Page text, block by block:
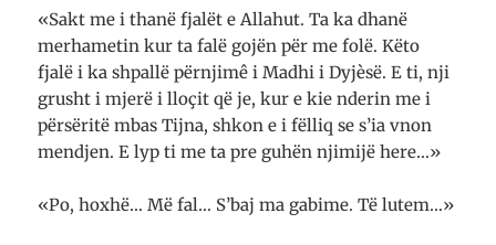
«Sakt me i thanë fjalët e Allahut. Ta ka dhanë
merhametin kur ta falë gojën për me folë. Këto
fjalë i ka shpallë përnjimê i Madhi i Dyjèsë. E ti, nji
grusht i mjerë i lloçit që je, kur e kie nderin me i
përsëritë mbas Tijna, shkon e i fëlliq se s’ia vnon
mendjen. E lyp ti me ta pre guhën njimijë here…»
«Po, hoxhë… Më fal… S’baj ma gabime. Të lutem…»